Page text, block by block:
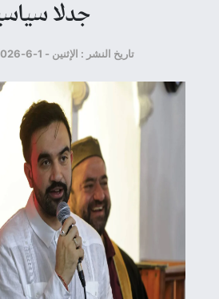
جدلا
تاريخ النشر : الإثنين - 1-6-2026 - 1:03 PM